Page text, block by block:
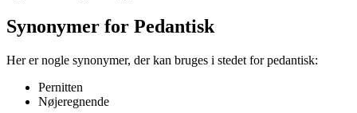
Synonymer for Pedantisk
Her er nogle synonymer, der kan bruges i stedet for pedantisk:
Pernitten
Nøjeregnende